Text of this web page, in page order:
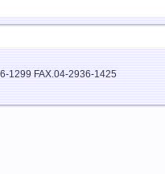
1299 FAX.04-2936-1425